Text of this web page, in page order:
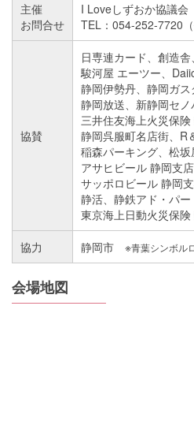
主催
お問合せ
I Loveしずおか協議
TEL：054-252-7720
協賛
日専連カード、創造
駿河屋 エーツー、
静岡伊勢丹、静岡ガ
静岡放送、新静岡セ
三井住友海上火災保
静岡呉服町名店街、R
稲森パーキング、松
アサヒビール 静岡支
サッポロビール 静岡
静活、静鉄アド・パ
東京海上日動火災保
協力 静岡市 ※青葉シンボル
会場地図